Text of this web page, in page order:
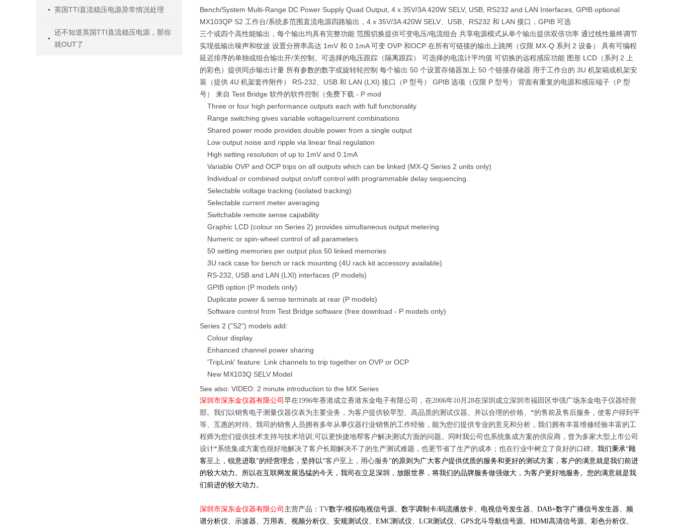
英国TTI直流稳压电源异常情况处理
还不知道英国TTI直流稳压电源，那你
就OUT了
Bench/System Multi-Range DC Power Supply Quad Output, 4 x 35V/3A 420W SELV, USB, RS232 and LAN Interfaces, GPIB optional
MX103QP S2 工作台/系统多范围直流电源四路输出，4 x 35V/3A 420W SELV、USB、RS232 和 LAN 接口，GPIB 可选
三个或四个高性能输出，每个输出均具有完整功能 范围切换提供可变电压/电流组合 共享电源模式从单个输出提供双倍功率 通过线性最终调节
实现低输出噪声和纹波 设置分辨率高达 1mV 和 0.1mA 可变 OVP 和OCP 在所有可链接的输出上跳闸（仅限 MX-Q 系列 2 设备） 具有可编程
延迟排序的单独或组合输出开/关控制。可选择的电压跟踪（隔离跟踪） 可选择的电流计平均值 可切换的远程感应功能 图形 LCD（系列 2 上
的彩色）提供同步输出计量 所有参数的数字或旋转轮控制 每个输出 50 个设置存储器加上 50 个链接存储器 用于工作台的 3U 机架箱或机架安
装（提供 4U 机架套件附件） RS-232、USB 和 LAN (LXI) 接口（P 型号） GPIB 选项（仅限 P 型号） 背面有重复的电源和感应端子（P 型
号） 来自 Test Bridge 软件的软件控制（免费下载 - P mod
Three or four high performance outputs each with full functionality
Range switching gives variable voltage/current combinations
Shared power mode provides double power from a single output
Low output noise and ripple via linear final regulation
High setting resolution of up to 1mV and 0.1mA
Variable OVP and OCP trips on all outputs which can be linked (MX-Q Series 2 units only)
Individual or combined output on/off control with programmable delay sequencing.
Selectable voltage tracking (isolated tracking)
Selectable current meter averaging
Switchable remote sense capability
Graphic LCD (colour on Series 2) provides simultaneous output metering
Numeric or spin-wheel control of all parameters
50 setting memories per output plus 50 linked memories
3U rack case for bench or rack mounting (4U rack kit accessory available)
RS-232, USB and LAN (LXI) interfaces (P models)
GPIB option (P models only)
Duplicate power & sense terminals at rear (P models)
Software control from Test Bridge software (free download - P models only)
Series 2 ("S2") models add:
Colour display
Enhanced channel power sharing
'TripLink' feature: Link channels to trip together on OVP or OCP
New MX103Q SELV Model
See also: VIDEO: 2 minute introduction to the MX Series
深圳市深东金仪器有限公司 早在1996年香港成立香港东金电子有限公司，在2006年10月 28在深圳成立深圳市福田区华强广场东金电子仪器经营
部。我们以销售电子测量仪器仪表为主要业务，为客户提供较早型、高品质的测试仪器。并以合理的价格、*的售前及售后服务，使客户得到平
等、互惠的对待。我司的销售人员拥有多年从事仪器行业销售的工作经验，能为您们提供专业的意见和分析，我们拥有丰富维修经验丰富的工
程师为您们提供技术支持与技术培训 ;可以更快捷地帮客户解决测试方面的问题。同时我公司也系统集成方案的供应商，曾为多家大型上市公司
设计*系统集成方案也很好地解决了客户长期解决不了的生产测试难题，也更节省了生产的成本；也在行业中树立了良好的口碑。 我们秉承“顾
客至上 ，锐意进取 "的经营理念，坚持以“客户至上，用心服务"的原则为广大客户提供优质的服务和更好的测试方案，客户的满意就是我们前进
的较大动力。所以在互联网发展迅猛的今天，我司在立足深圳，放眼世界，将我们的品牌服务做强做大，为客户更好地服务。您的满意就是我
们前进的较大动力。
深圳市深东金仪器有限公司 主营产品 ： TV数字/模拟电视信号源、数字调制 卡/码流播放卡、电视信号发生器、 DAB+数字广播信号发生器、频
谱分析仪、示波器、 万用表、视频分析仪、安规测试仪、 EMC测试仪、 LCR测试仪、 GPS北斗导航信号源、 HDMI高清信号源、彩色分析仪、